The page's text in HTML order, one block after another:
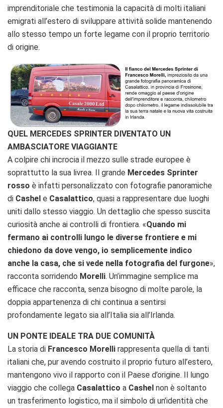
imprenditoriale che testimonia la capacità di molti italiani
emigrati all’estero di sviluppare attività solide mantenendo
allo stesso tempo un forte legame con il proprio territorio
di origine.
QUEL MERCEDES SPRINTER DIVENTATO UN
AMBASCIATORE VIAGGIANTE
A colpire chi incrocia il mezzo sulle strade europee è
soprattutto la sua livrea. Il grande Mercedes Sprinter
rosso è infatti personalizzato con fotografie panoramiche
di Cashel e Casalattico, quasi a rappresentare due luoghi
uniti dallo stesso viaggio. Un dettaglio che spesso suscita
curiosità anche ai controlli di frontiera. «Quando mi
fermano ai controlli lungo le diverse frontiere e mi
chiedono da dove vengo, io semplicemente indico
anche la casa, che si vede nella fotografia del furgone»,
racconta sorridendo Morelli. Un’immagine semplice ma
efficace che racconta, senza bisogno di molte parole, la
doppia appartenenza di chi continua a sentirsi
profondamente legato sia all’Italia sia all’Irlanda.
UN PONTE IDEALE TRA DUE COMUNITÀ
La storia di Francesco Morelli rappresenta quella di tanti
italiani che, pur avendo costruito il proprio futuro all’estero,
mantengono vivo il rapporto con il Paese d’origine. Il lungo
viaggio che collega Casalattico a Cashel non è soltanto
un trasferimento logistico, ma il simbolo di un’identità che